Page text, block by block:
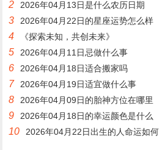
2 2026年04月13日是什么农历日期
3 2026年04月22日的星座运势怎么样
4 《探索未知，共创未来》
5 2026年04月11日忌做什么事
6 2026年04月18日适合搬家吗
7 2026年04月19日适宜做什么事
8 2026年04月09日的胎神方位在哪里
9 2026年04月18日的幸运颜色是什么
10 2026年04月22日出生的人命运如何